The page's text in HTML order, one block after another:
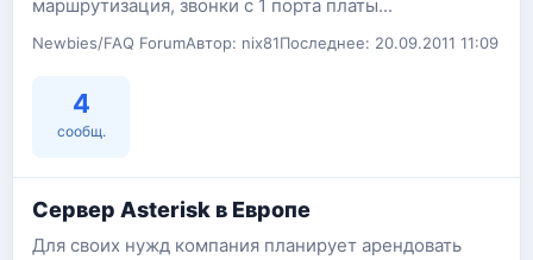
маршрутизация, звонки с 1 порта платы...
Newbies/FAQ ForumАвтор: nix81Последнее: 20.09.2011 11:09
4
сообщ.
Сервер Asterisk в Европе
Для своих нужд компания планирует арендовать